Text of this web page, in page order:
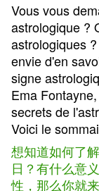
Vous vous
astrologique ?
astrologiques
envie d'en
signe
Ema
secrets de
Voici le
想知道如何了
日？有什么意
性，那么你就